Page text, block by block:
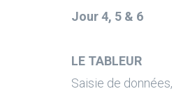
Jour 4, 5 & 6
LE TABLEUR
Saisie de